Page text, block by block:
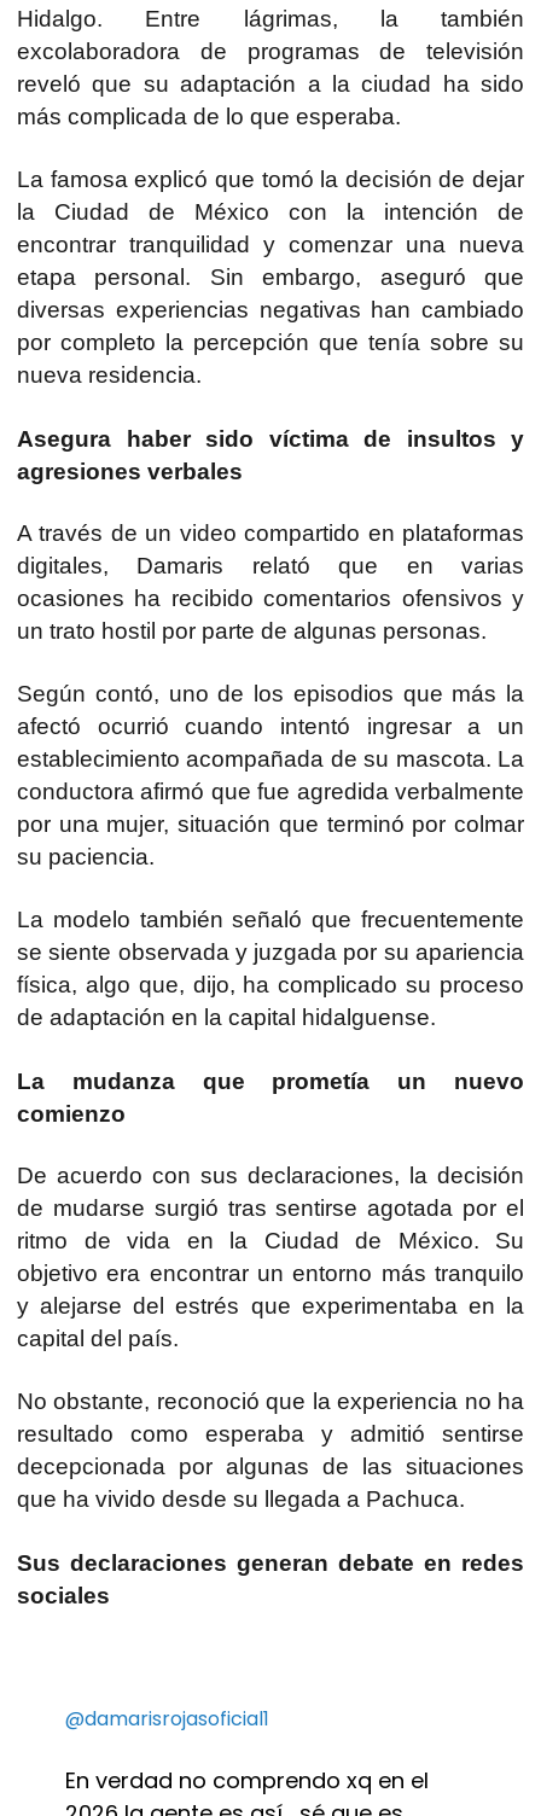
Hidalgo. Entre lágrimas, la también
excolaboradora de programas de televisión
reveló que su adaptación a la ciudad ha sido
más complicada de lo que esperaba.
La famosa explicó que tomó la decisión de dejar
la Ciudad de México con la intención de
encontrar tranquilidad y comenzar una nueva
etapa personal. Sin embargo, aseguró que
diversas experiencias negativas han cambiado
por completo la percepción que tenía sobre su
nueva residencia.
Asegura haber sido víctima de insultos y
agresiones verbales
A través de un video compartido en plataformas
digitales, Damaris relató que en varias
ocasiones ha recibido comentarios ofensivos y
un trato hostil por parte de algunas personas.
Según contó, uno de los episodios que más la
afectó ocurrió cuando intentó ingresar a un
establecimiento acompañada de su mascota. La
conductora afirmó que fue agredida verbalmente
por una mujer, situación que terminó por colmar
su paciencia.
La modelo también señaló que frecuentemente
se siente observada y juzgada por su apariencia
física, algo que, dijo, ha complicado su proceso
de adaptación en la capital hidalguense.
La mudanza que prometía un nuevo
comienzo
De acuerdo con sus declaraciones, la decisión
de mudarse surgió tras sentirse agotada por el
ritmo de vida en la Ciudad de México. Su
objetivo era encontrar un entorno más tranquilo
y alejarse del estrés que experimentaba en la
capital del país.
No obstante, reconoció que la experiencia no ha
resultado como esperaba y admitió sentirse
decepcionada por algunas de las situaciones
que ha vivido desde su llegada a Pachuca.
Sus declaraciones generan debate en redes
sociales
@damarisrojasoficial1
En verdad no comprendo xq en el